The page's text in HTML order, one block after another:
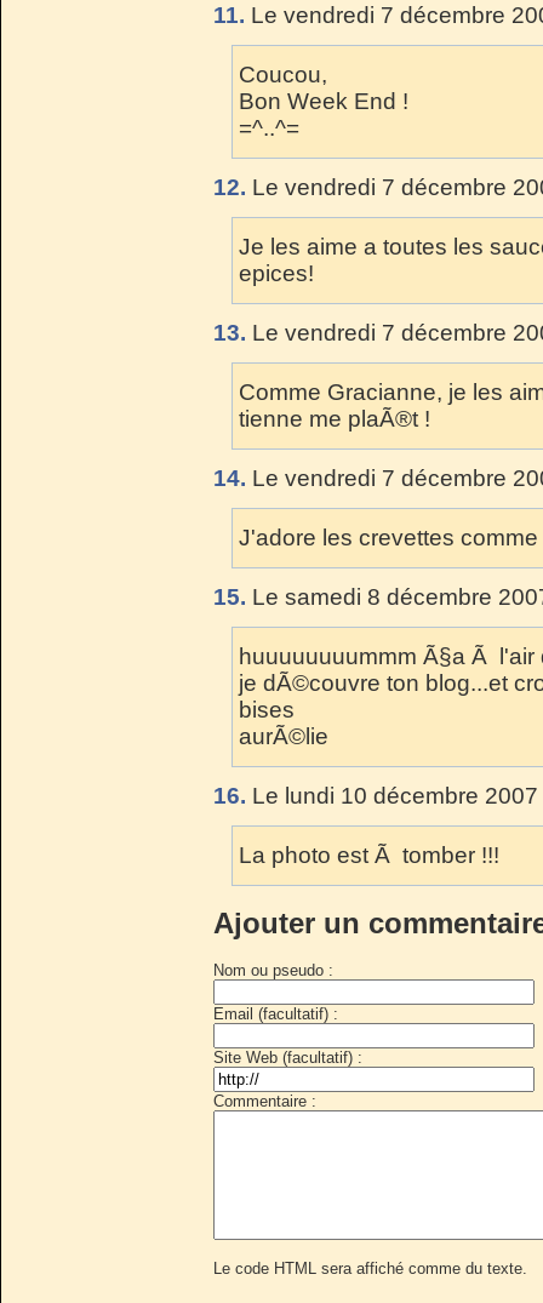
11. Le vendredi 7 décembre
Coucou,
Bon Week End !
=^..^=
12. Le vendredi 7 décembre
Je les aime a toutes les
epices!
13. Le vendredi 7 décembre
Comme Gracianne, je les
tienne me plaÃ®t !
14. Le vendredi 7 décembre
J'adore les crevettes comme
15. Le samedi 8 décembre
huuuuuuuummm Ã§a Ã l'air
je dÃ©couvre ton blog...et
bises
aurÃ©lie
16. Le lundi 10 décembre
La photo est Ã tomber !!!
Ajouter un
Nom ou pseudo :
Email (facultatif) :
Site Web (facultatif) :
Commentaire :
Le code HTML sera affiché comme du texte.